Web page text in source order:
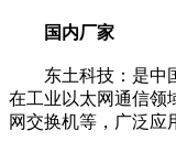
国内厂家
东土科技：是中国
在工业以太网通信领
网交换机等，广泛应